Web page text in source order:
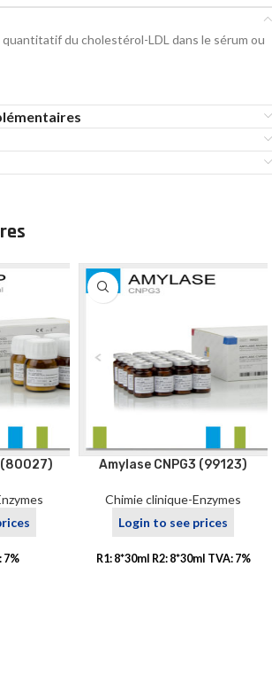
du cholestérol-LDL dans le sérum ou
(80027)
7%
Amylase CNPG3 (99123)
Chimie clinique-Enzymes
Login to see prices
R1: 8*30ml R2: 8*30ml TVA: 7%